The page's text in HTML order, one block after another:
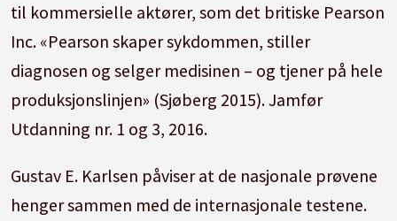
til kommersielle aktører, som det britiske Pearson
Inc. «Pearson skaper sykdommen, stiller
diagnosen og selger medisinen – og tjener på hele
produksjonslinjen» (Sjøberg 2015). Jamfør
Utdanning nr. 1 og 3, 2016.
Gustav E. Karlsen påviser at de nasjonale prøvene
henger sammen med de internasjonale testene.